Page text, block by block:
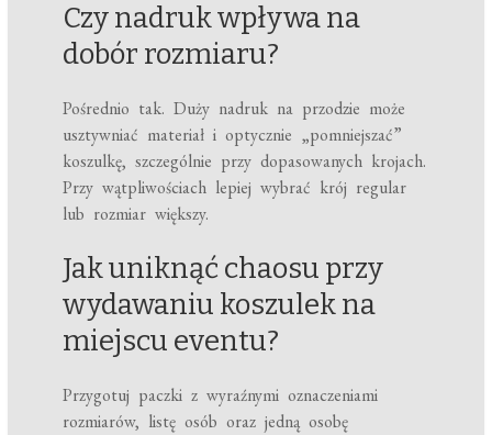
Czy nadruk wpływa na
dobór rozmiaru?
Pośrednio tak. Duży nadruk na przodzie może
usztywniać materiał i optycznie „pomniejszać”
koszulkę, szczególnie przy dopasowanych krojach.
Przy wątpliwościach lepiej wybrać krój regular
lub rozmiar większy.
Jak uniknąć chaosu przy
wydawaniu koszulek na
miejscu eventu?
Przygotuj paczki z wyraźnymi oznaczeniami
rozmiarów, listę osób oraz jedną osobę